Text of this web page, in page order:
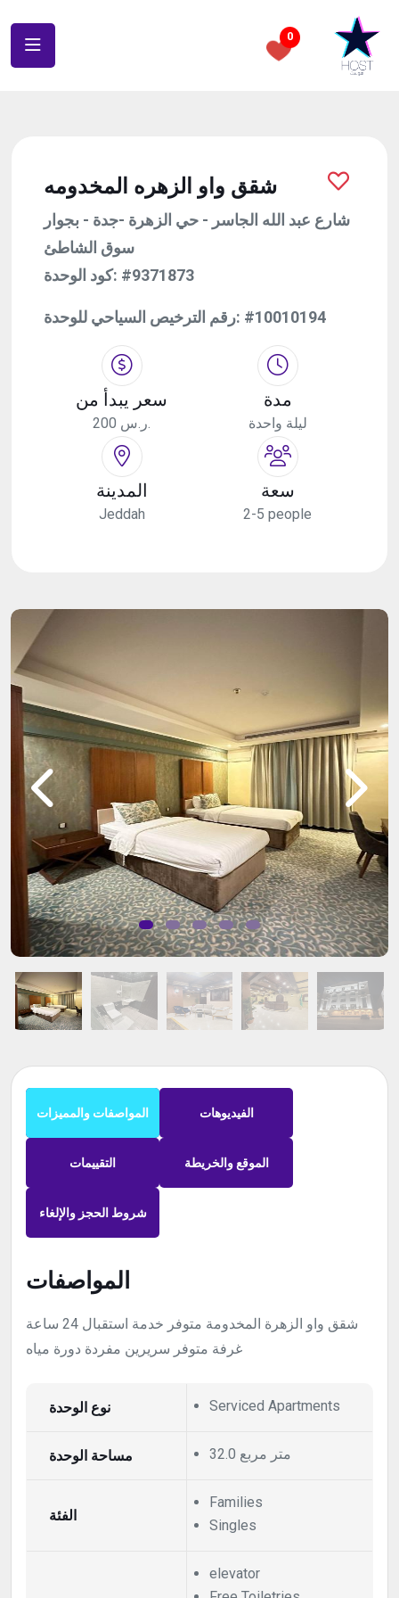
0
شقق واو الزهره المخدومه
شارع عبد الله الجاسر - حي الزهرة -جدة - بجوار
سوق الشاطئ
كود الوحدة: #9371873
رقم الترخيص السياحي للوحدة: #10010194
سعر يبدأ من
200 ر.س.
مدة
ليلة واحدة
المدينة
Jeddah
سعة
2-5 people
المواصفات والمميزات الفيديوهات
التقييمات الموقع والخريطة
شروط الحجز والإلغاء
المواصفات
شقق واو الزهرة المخدومة متوفر خدمة استقبال 24 ساعة
غرفة متوفر سريرين مفردة دورة مياه
نوع الوحدة Serviced Apartments
مساحة الوحدة 32.0 متر مربع
الفئة
Families
Singles
elevator